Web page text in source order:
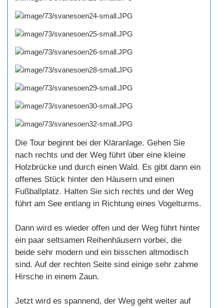
Die Tour beginnt bei der Kläranlage. Gehen Sie
nach rechts und der Weg führt über eine kleine
Holzbrücke und durch einen Wald. Es gibt dann ein
offenes Stück hinter den Häusern und einen
Fußballplatz. Halten Sie sich rechts und der Weg
führt am See entlang in Richtung eines Vogelturms.
Dann wird es wieder offen und der Weg führt hinter
ein paar seltsamen Reihenhäusern vorbei, die
beide sehr modern und ein bisschen altmodisch
sind. Auf der rechten Seite sind einige sehr zahme
Hirsche in einem Zaun.
Jetzt wird es spannend, der Weg geht weiter auf